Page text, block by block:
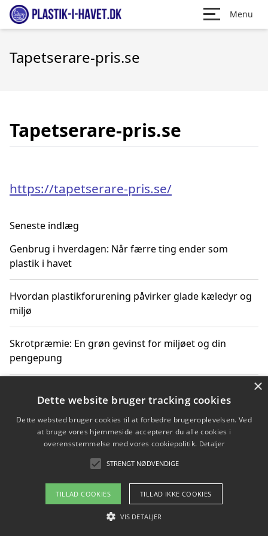
Menu
Tapetserare-pris.se
Tapetserare-pris.se
https://tapetserare-pris.se/
Seneste indlæg
Genbrug i hverdagen: Når færre ting ender som
plastik i havet
Hvordan plastikforurening påvirker glade kæledyr og
miljø
Skrotpræmie: En grøn gevinst for miljøet og din
pengepung
Hvordan blåfade med rist kan hjælpe med at reducere
plastik i havet
Spil kasinospil på et troværdigt online casino: Din
guide til sikker og sjov underholdning
Copyright 2026 - Pilanto Aps
Om / kontakt
×
Dette website bruger tracking cookies
Dette websted bruger cookies til at forbedre brugeroplevelsen. Ved
at bruge vores hjemmeside accepterer du alle cookies i
overensstemmelse med vores cookiepolitik. Detaljer
STRENGT NØDVENDIGE
TILLAD COOKIES TILLAD IKKE COOKIES
VIS DETALJER